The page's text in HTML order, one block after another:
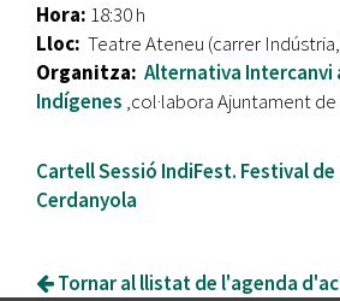
Hora: 18:30 h
Lloc: Teatre Ateneu (carrer
Organitza: Alternativa Intercanvi
Indígenes ,col·labora Ajuntament
Cartell Sessió IndiFest. Festival
Cerdanyola
Tornar al llistat de l'agenda